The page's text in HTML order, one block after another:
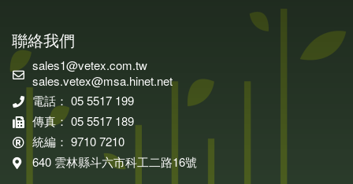
聯絡我們
sales1@vetex.com.tw
sales.vetex@msa.hinet.net
電話： 05 5517 199
傳真： 05 5517 189
統編： 9710 7210
640 雲林縣斗六市科工二路16號